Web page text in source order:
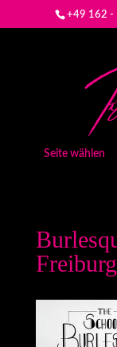
+49 162 -
Seite wählen
Freiburg